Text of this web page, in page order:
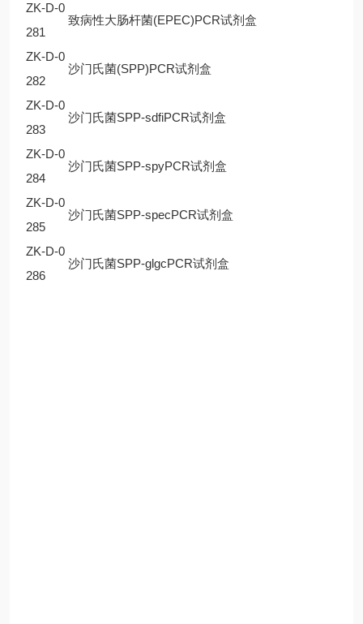
ZK-D-0
281
致病性大肠杆菌(EPEC)PCR试剂盒
ZK-D-0
282
沙门氏菌(SPP)PCR试剂盒
ZK-D-0
283
沙门氏菌SPP-sdfiPCR试剂盒
ZK-D-0
284
沙门氏菌SPP-spyPCR试剂盒
ZK-D-0
285
沙门氏菌SPP-specPCR试剂盒
ZK-D-0
286
沙门氏菌SPP-glgcPCR试剂盒